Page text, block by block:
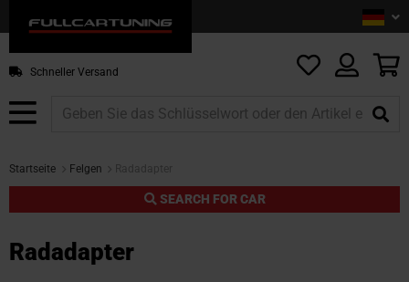
Schneller Versand
Startseite Felgen
SEARCH FOR CAR
Radadapter